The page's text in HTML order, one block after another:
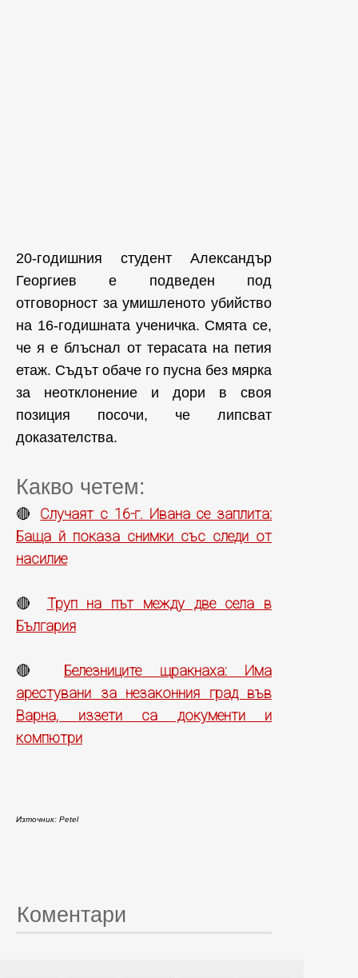
20-годишния студент Александър
Георгиев е подведен под
отговорност за умишленото убийство
на 16-годишната ученичка. Смята се,
че я е блъснал от терасата на петия
етаж. Съдът обаче го пусна без мярка
за неотклонение и дори в своя
позиция посочи, че липсват
доказателства.
Какво четем:
🔴 Случаят с 16-г. Ивана се заплита:
Баща й показа снимки със следи от
насилие
🔴 Труп на път между две села в
България
🔴 Белезниците щракнаха: Има
арестувани за незаконния град във
Варна, иззети са документи и
компютри
Източник: Petel
Коментари